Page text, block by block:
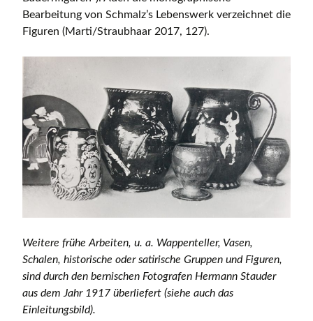
Bearbeitung von Schmalz’s Lebenswerk verzeichnet die
Figuren (Marti/Straubhaar 2017, 127).
Weitere frühe Arbeiten, u. a. Wappenteller, Vasen,
Schalen, historische oder satirische Gruppen und Figuren,
sind durch den bernischen Fotografen Hermann Stauder
aus dem Jahr 1917 überliefert (siehe auch das
Einleitungsbild).